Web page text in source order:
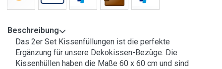
Beschreibung
Das 2er Set Kissenfüllungen ist die perfekte
Ergänzung für unsere Dekokissen-Bezüge. Die
Kissenhüllen haben die Maße 60 x 60 cm und sind